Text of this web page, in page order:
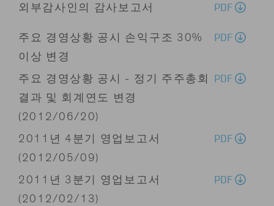
외부감사인의 감사보고서 PDF
주요 경영상황 공시 손익구조 30%
이상 변경
PDF
주요 경영상황 공시 - 정기 주주총회
결과 및 회계연도 변경
(2012/06/20)
PDF
2011년 4분기 영업보고서
(2012/05/09)
PDF
2011년 3분기 영업보고서
(2012/02/13)
PDF